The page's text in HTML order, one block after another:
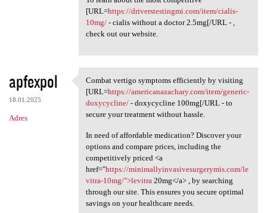
[URL=https://driverstestingmi.com/item/cialis-
10mg/- cialis without a doctor 2.5mg[/URL - ,
check out our website.
apfexpol
18.01.2025
Adres
Combat vertigo symptoms
Combat vertigo symptoms efficiently by visiting
[URL=https://americanazachary.com/item/generic-
doxycycline/- doxycycline 100mg[/URL - to
secure your treatment without hassle.
In need of affordable medication? Discover your
options and compare prices, including the
competitively priced <a
href="https://minimallyinvasivesurgerymis.com/le
vitra-10mg/">levitra 20mg</a> , by searching
through our site. This ensures you secure optimal
savings on your healthcare needs.